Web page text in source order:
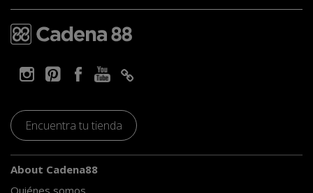
Encuentra tu tienda
About Cadena88
Quiénes somos